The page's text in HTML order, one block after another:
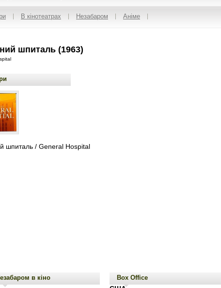
В кінотеатрах Незабаром Аніме
шпиталь (1963)
шпиталь / General Hospital
в кіно Box Office